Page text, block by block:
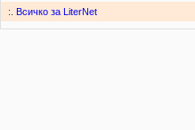
:. Всичко за LiterNet